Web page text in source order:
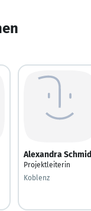
Alexandra
Projektleiterin
Koblenz